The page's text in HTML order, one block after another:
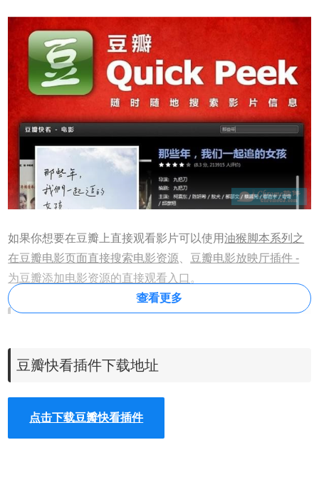
如果你想要在豆瓣上直接观看影片可以使用油猴脚本系列之
在豆瓣电影页面直接搜索电影资源
豆瓣电影放映厅插件 -
为豆瓣添加电影资源的直接观看入口 。
1、豆瓣快看插件离线安装的方法参照一下方法：老版本
Chrome浏览器，首先在标签页输入
站下载的插件，并拖入扩展程序页即可。
查看更多
豆瓣快看插件下载地址
点击下载豆瓣快看插件